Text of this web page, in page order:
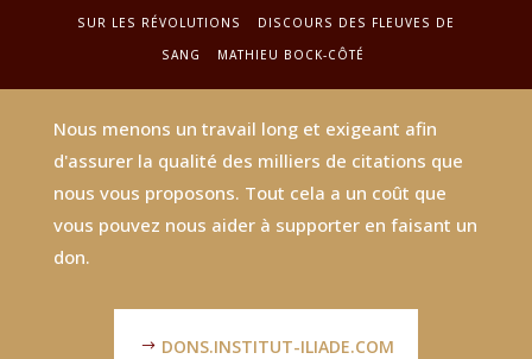
SUR LES RÉVOLUTIONS
DISCOURS DES FLEUVES DE
SANG
MATHIEU BOCK-CÔTÉ
Nous menons un travail long et exigeant afin
d'assurer la qualité des milliers de citations que
nous vous proposons. Tout cela a un coût que
vous pouvez nous aider à supporter en faisant un
don.
DONS.INSTITUT-ILIADE.COM